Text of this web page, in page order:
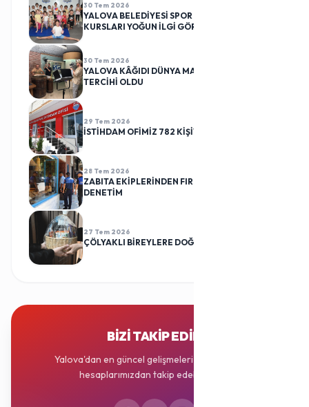
30 Tem 2026
YALOVA BELEDİYESİ SPOR KULÜBÜ CİMNASTİK
KURSLARI YOĞUN İLGİ GÖRÜYOR
30 Tem 2026
YALOVA KÂĞIDI DÜNYA MARKALARININ
TERCİHİ OLDU
29 Tem 2026
İSTİHDAM OFİMİZ 782 KİŞİYİ İŞ SAHİBİ YAPTI
28 Tem 2026
ZABITA EKİPLERİNDEN FIRINLARA RUTİN
DENETİM
27 Tem 2026
ÇÖLYAKLI BİREYLERE DOĞUM GÜNÜ SÜRPRİZİ
BIZI TAKIP EDIN
Yalova'dan en güncel gelişmeleri sosyal medya
hesaplarımızdan takip edebilirsiniz.